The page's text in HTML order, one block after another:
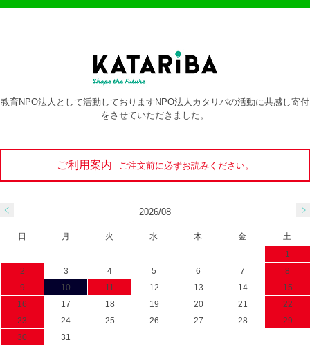
教育NPO法人として活動しておりますNPO法人カタリバの活動に共感し寄付
をさせていただきました。
ご利用案内 ご注文前に必ずお読みください。
2026/08
日 月 火 水 木 金
土
1
2
3 4 5 6 7
8
9
10 11 12 13 14
15
16
17 18 19 20 21
22
23
24 25 26 27 28
29
30
31